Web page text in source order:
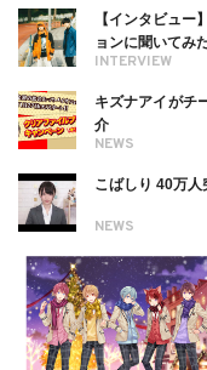
INTERVIEW
【インタビュ
ョンに聞いてみ
NEWS
キズナアイがチ
介
NEWS
こばしり 40万